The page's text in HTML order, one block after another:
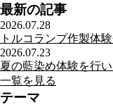
最新の記事
2026.07.28
トルコランプ作製体
2026.07.23
夏の藍染め体験を行
一覧を見る
テーマ